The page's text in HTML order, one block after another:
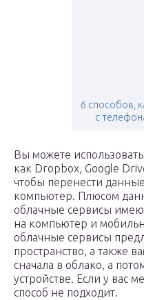
6 способов,
с
Вы можете
как Dropbox, Google
чтобы перенести
компьютер. Плюсом
облачные сервисы
на компьютер и
облачные сервисы
пространство, а также
сначала в облако, а
устройстве. Если у вас
способ не подходит.